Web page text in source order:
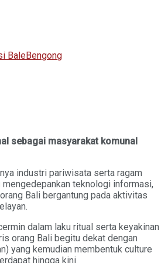
BaleBengong
sebagai masyarakat komunal
industri pariwisata serta ragam
mengedepankan teknologi informasi,
Bali bergantung pada aktivitas
dalam laku ritual serta keyakinan
orang Bali begitu dekat dengan
yang kemudian membentuk culture
hingga kini.